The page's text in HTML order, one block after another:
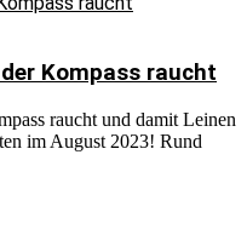
Kompass raucht
raucht und damit Leinen
im August 2023! Rund